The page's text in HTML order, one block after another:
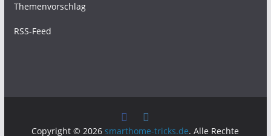
Themenvorschlag
RSS-Feed
Copyright © 2026 smarthome-tricks.de. Alle Rechte